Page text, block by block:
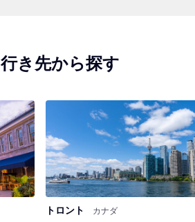
行き先から探す
トロント カナダ